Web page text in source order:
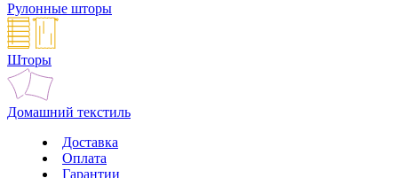
Рулонные шторы
Шторы
Домашний текстиль
Доставка
Оплата
Гарантии